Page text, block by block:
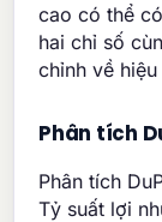
cao có thể
hai chỉ số
chỉnh về
Phân tích
Phân tích
Tỷ suất lợi